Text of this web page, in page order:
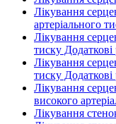
Лікування
артеріального
Лікування
тиску
Лікування
тиску
Лікування
високого
Лікування